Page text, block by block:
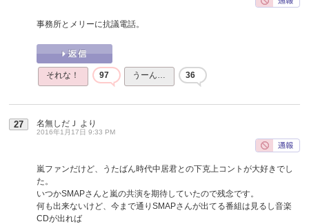
事務所とメリーに抗議電話。
それな！ 97 うーん… 36
27 名無しだＪ より
2016年1月17日 9:33 PM
嵐ファンだけど、うたばん時代中居君との下克上コントが大好きでし
た。
いつかSMAPさんと嵐の共演を期待していたので残念です。
何も出来ないけど、今まで通りSMAPさんが出てる番組は見るし音楽
CDが出れば